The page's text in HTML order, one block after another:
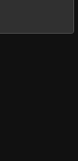
sowie sonstiger